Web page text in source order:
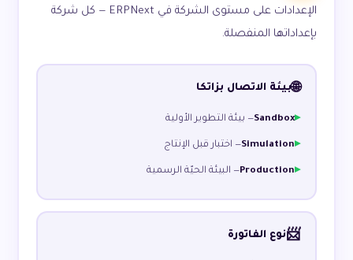
الإعدادات على مستوى الشركة في ERPNext — كل شركة
بإعداداتها المنفصلة.
🌐بيئة الاتصال بزاتكا
Sandbox— بيئة التطوير الأولية
Simulation— اختبار قبل الإنتاج
Production— البيئة الحيّة الرسمية
📨نوع الفاتورة